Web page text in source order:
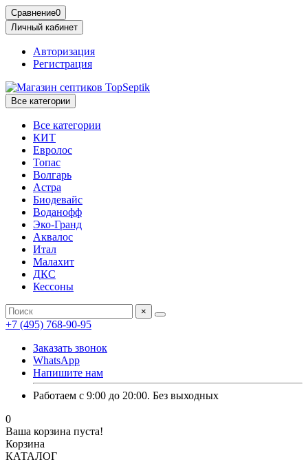
Сравнение0
Личный кабинет
Авторизация
Регистрация
Все категории
Все категории
КИТ
Евролос
Топас
Волгарь
Астра
Биодевайс
Воданофф
Эко-Гранд
Аквалос
Итал
Малахит
ДКС
Кессоны
×
+7 (495) 768-90-95
Заказать звонок
WhatsApp
Напишите нам
Работаем с 9:00 до 20:00. Без выходных
0
Ваша корзина пуста!
Корзина
КАТАЛОГ